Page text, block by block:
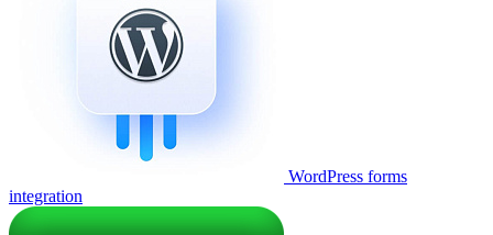
WordPress forms
integration